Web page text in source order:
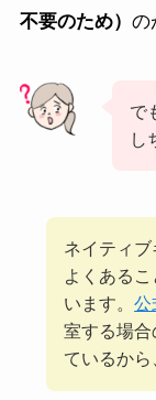
不要のため） の
で
し
ネイティ
よくある
います。公
室する場
ているから